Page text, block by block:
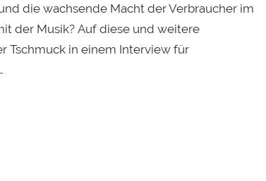
die wachsende Macht der Verbraucher im
der Musik? Auf diese und weitere
Tschmuck in einem Interview für